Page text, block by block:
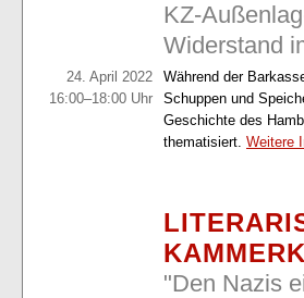
KZ-
Widerstand
24. April 2022
16:00–18:00 Uhr
Während der
Schuppen und
Geschichte des
thematisiert. Weitere
"Den Nazis